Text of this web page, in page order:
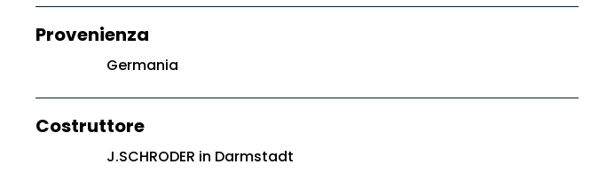
Provenienza
Germania
Costruttore
J.SCHRODER in Darmstadt